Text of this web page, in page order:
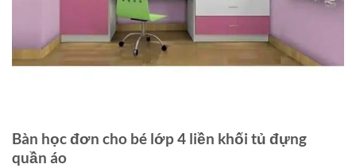
Bàn học đơn cho bé lớp 4 liền khối tủ đựng
quần áo